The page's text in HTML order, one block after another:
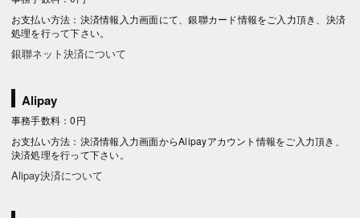
お支払い方法：決済情報入力画面にて、銀聯カード情報をご入力頂き、決済
処理を行って下さい。
銀聯ネット決済について
Alipay
事務手数料：0円
お支払い方法：決済情報入力画面からAlipayアカウント情報をご入力頂き、
決済処理を行って下さい。
Alipay決済について